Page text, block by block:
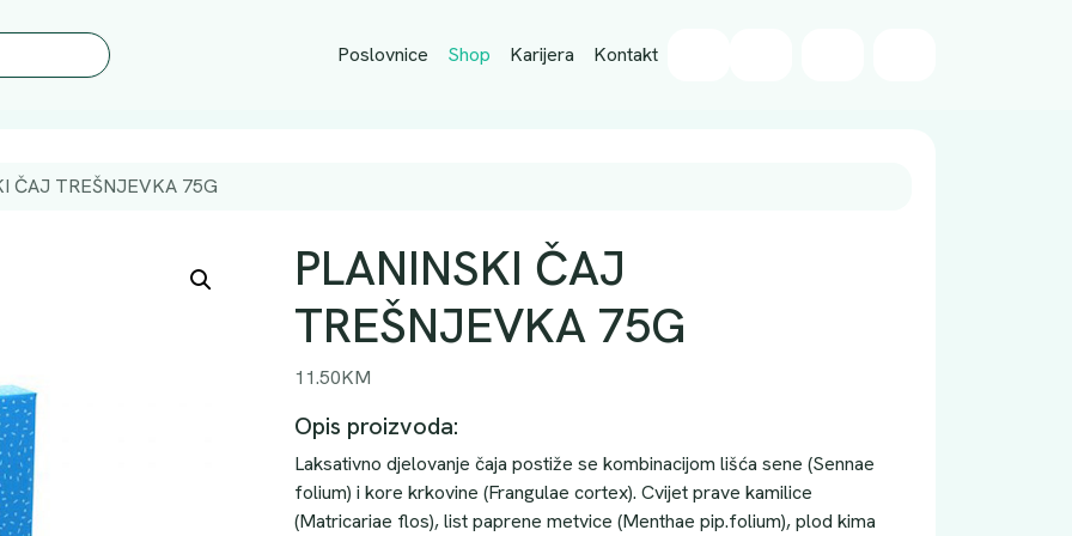
Poslovnice Shop Karijera Kontakt
ČAJ TREŠNJEVKA 75G
PLANINSKI ČAJ
TREŠNJEVKA 75G
11.50KM
Opis proizvoda:
Laksativno djelovanje čaja postiže se kombinacijom lišća sene (Sennae
folium) i kore krkovine (Frangulae cortex). Cvijet prave kamilice
(Matricariae flos), list paprene metvice (Menthae pip.folium), plod kima